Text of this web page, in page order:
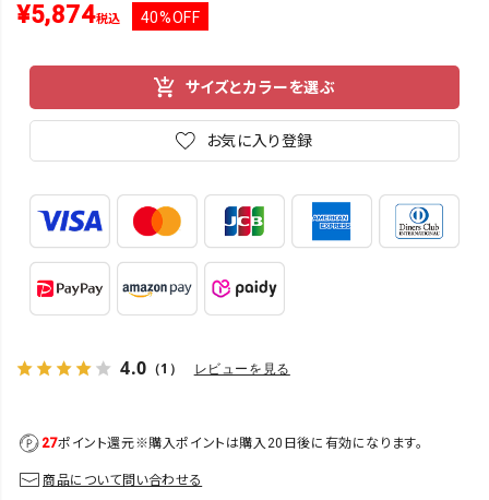
¥5,874税込 40%OFF
サイズとカラーを選ぶ
お気に入り登録
4.0 （1） レビューを見る
27ポイント還元※購入ポイントは購入20日後に有効になります。
商品について問い合わせる